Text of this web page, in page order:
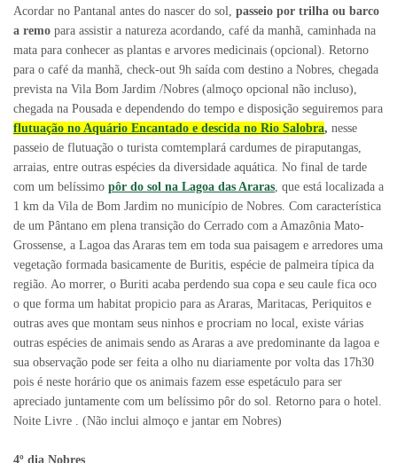
Acordar no Pantanal antes do nascer do sol, passeio por trilha ou barco
a remo para assistir a natureza acordando, café da manhã, caminhada na
mata para conhecer as plantas e arvores medicinais (opcional). Retorno
para o café da manhã, check-out 9h saída com destino a Nobres, chegada
prevista na Vila Bom Jardim /Nobres (almoço opcional não incluso),
chegada na Pousada e dependendo do tempo e disposição seguiremos para
flutuação no Aquário Encantado e descida no Rio Salobra, nesse
passeio de flutuação o turista comtemplará cardumes de piraputangas,
arraias, entre outras espécies da diversidade aquática. No final de tarde
com um belíssimo pôr do sol na Lagoa das Araras, que está localizada a
1 km da Vila de Bom Jardim no município de Nobres. Com característica
de um Pântano em plena transição do Cerrado com a Amazônia Mato-
Grossense, a Lagoa das Araras tem em toda sua paisagem e arredores uma
vegetação formada basicamente de Buritis, espécie de palmeira típica da
região. Ao morrer, o Buriti acaba perdendo sua copa e seu caule fica oco
o que forma um habitat propicio para as Araras, Maritacas, Periquitos e
outras aves que montam seus ninhos e procriam no local, existe várias
outras espécies de animais sendo as Araras a ave predominante da lagoa e
sua observação pode ser feita a olho nu diariamente por volta das 17h30
pois é neste horário que os animais fazem esse espetáculo para ser
apreciado juntamente com um belíssimo pôr do sol. Retorno para o hotel.
Noite Livre . (Não inclui almoço e jantar em Nobres)
4º dia Nobres